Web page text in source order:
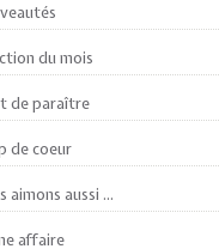
du mois
de paraître
de coeur
aimons aussi ...
affaire